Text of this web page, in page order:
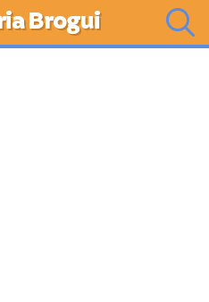
Brogui